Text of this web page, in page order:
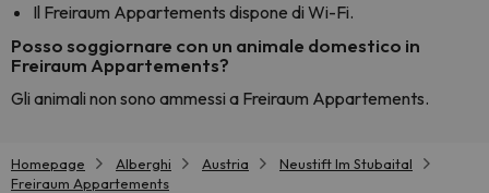
Il Freiraum Appartements dispone di Wi-Fi.
Posso soggiornare con un animale domestico in
Freiraum Appartements?
Gli animali non sono ammessi a Freiraum Appartements.
Homepage Alberghi Austria
Neustift Im Stubaital
Freiraum Appartements